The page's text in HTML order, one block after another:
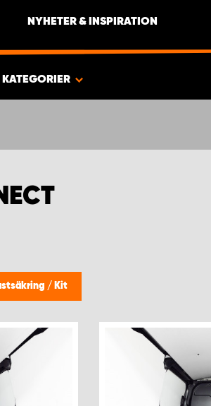
NYHETER & INSPIRATION
KATEGORIER
/ Kit